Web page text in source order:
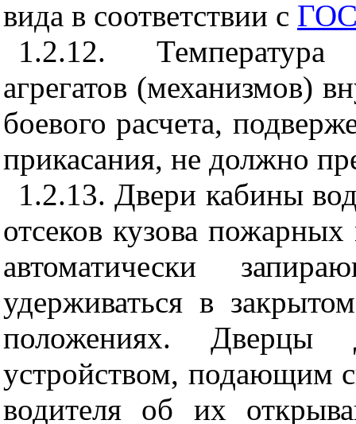
вида в соответствии с
1.2.12. Температура
агрегатов (механизмов)
боевого расчета,
прикасания, не должно
1.2.13. Двери кабины
отсеков кузова
автоматически
удерживаться в
положениях. Дверцы
устройством, подающим
водителя об их